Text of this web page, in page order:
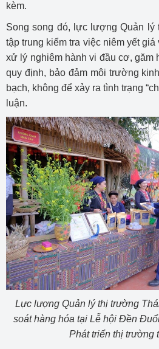
kèm.
Song song đó, lực lượng Quản
tập trung kiểm tra việc niêm yết
xử lý nghiêm hành vi đầu cơ, găm
quy định, bảo đảm môi trường
bạch, không để xảy ra tình trạng
luận.
Lực lượng Quản lý thị trường
soát hàng hóa tại Lễ hội Đền
Phát triển thị trường